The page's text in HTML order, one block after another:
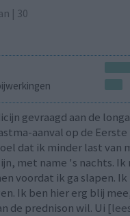
| 30
gevraagd aan de
aanval op de
dat ik minder last van
met name 's nachts.
voordat ik ga slapen.
Ik ben hier erg blij
de prednison wil. Ui